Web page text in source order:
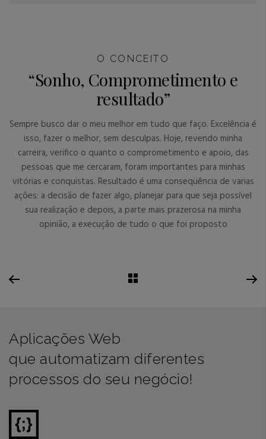
O CONCEITO
“Sonho, Comprometimento e
resultado”
Sempre busco dar o meu melhor em tudo que faço. Excelência é
isso, fazer o melhor, sem desculpas. Hoje, revendo minha
carreira, verifico o quanto o comprometimento e apoio, das
pessoas que me cercaram, foram importantes para minhas
vitórias e conquistas. Resultado é uma conseqüência de varias
ações: a decisão de fazer algo, planejar para que seja possível
sua realização e depois, a parte mais prazerosa na minha
opinião, a execução de tudo o que foi proposto
Aplicações Web
que automatizam diferentes
processos do seu negócio!